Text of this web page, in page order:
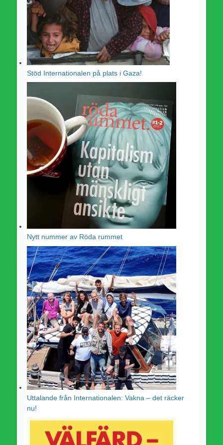
Stöd Internationalen på plats i Gaza!
Nytt nummer av Röda rummet
Uttalande från Internationalen: Vakna – det räcker
nu!